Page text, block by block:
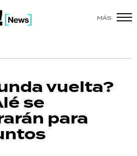
MÁS
vuelta?
se
para